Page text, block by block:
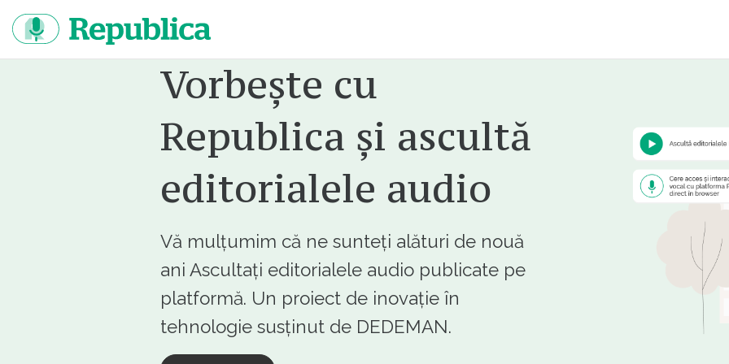
continut
Vorbește cu
Republica și ascultă
editorialele audio
Vă mulțumim că ne sunteți alături de nouă
ani Ascultați editorialele audio publicate pe
platformă. Un proiect de inovație în
tehnologie susținut de DEDEMAN.